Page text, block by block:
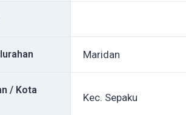
Maridan
/ Kota
Kec. Sepaku